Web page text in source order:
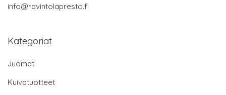
info@ravintolapresto.fi
Kategoriat
Juomat
Kuivatuotteet